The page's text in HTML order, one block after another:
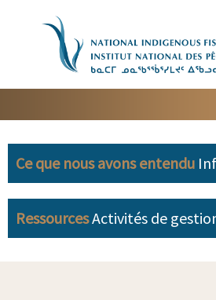
À propos
Personnes-
Ce que nous avons entendu
RessourcesActivités de